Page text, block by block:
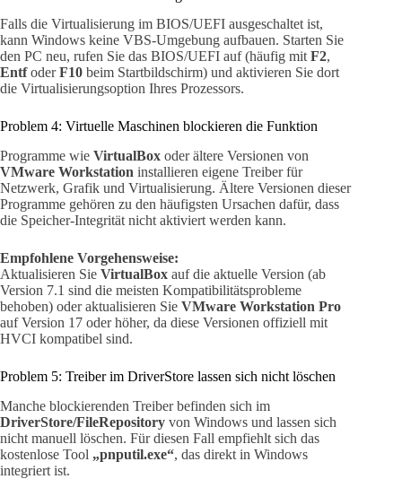
Falls die Virtualisierung im BIOS/UEFI ausgeschaltet ist,
kann Windows keine VBS-Umgebung aufbauen. Starten Sie
den PC neu, rufen Sie das BIOS/UEFI auf (häufig mit F2,
EntfoderF10 beim Startbildschirm) und aktivieren Sie dort
die Virtualisierungsoption Ihres Prozessors.
Problem 4: Virtuelle Maschinen blockieren die Funktion
Programme wie VirtualBox oder ältere Versionen von
VMware Workstation installieren eigene Treiber für
Netzwerk, Grafik und Virtualisierung. Ältere Versionen dieser
Programme gehören zu den häufigsten Ursachen dafür, dass
die Speicher-Integrität nicht aktiviert werden kann.
Empfohlene Vorgehensweise:
Aktualisieren Sie VirtualBox auf die aktuelle Version (ab
Version 7.1 sind die meisten Kompatibilitätsprobleme
behoben) oder aktualisieren Sie VMware Workstation Pro
auf Version 17 oder höher, da diese Versionen offiziell mit
HVCI kompatibel sind.
Problem 5: Treiber im DriverStore lassen sich nicht löschen
Manche blockierenden Treiber befinden sich im
DriverStore/FileRepository von Windows und lassen sich
nicht manuell löschen. Für diesen Fall empfiehlt sich das
kostenlose Tool „pnputil.exe“, das direkt in Windows
integriert ist.